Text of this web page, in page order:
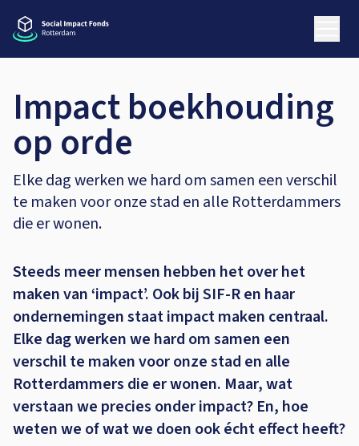
Impact boekhouding
op orde
Elke dag werken we hard om samen een verschil
te maken voor onze stad en alle Rotterdammers
die er wonen.
Steeds meer mensen hebben het over het
maken van ‘impact’. Ook bij SIF-R en haar
ondernemingen staat impact maken centraal.
Elke dag werken we hard om samen een
verschil te maken voor onze stad en alle
Rotterdammers die er wonen. Maar, wat
verstaan we precies onder impact? En, hoe
weten we of wat we doen ook écht effect heeft?